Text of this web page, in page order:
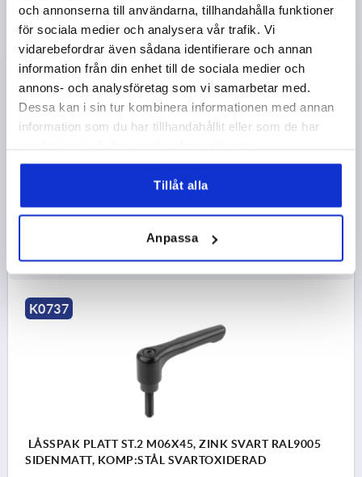
och annonserna till användarna, tillhandahålla funktioner
för sociala medier och analysera vår trafik. Vi
vidarebefordrar även sådana identifierare och annan
information från din enhet till de sociala medier och
annons- och analysföretag som vi samarbetar med.
Dessa kan i sin tur kombinera informationen med annan
information som du har tillhandahållit eller som de har
Tillåt alla
Anpassa
LÅSSPAK PLATT ST.2 M06X40, ZINK SVART RAL9005
SIDENMATT, KOMP:STÅL SVARTOXIDERAD
GÄNGA=M6
GÄNGLÄNGD=40
FÄRG GRUNDKROPP=SVART RAL 9005
GRUNDKROPPENS YTA=SIDENMATT
STORLEK=2
D=13,5
D1=18,5 D2=19,1 H=28,5 H1=6,5
H2=17,8
exkl. leveranskostnader
K0737
LÅSSPAK PLATT ST.2 M06X45, ZINK SVART RAL9005
SIDENMATT, KOMP:STÅL SVARTOXIDERAD